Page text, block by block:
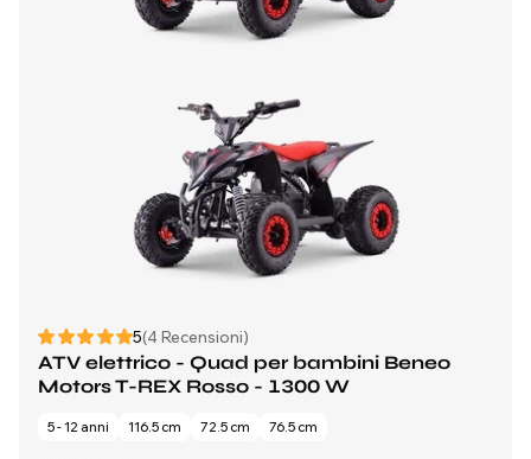
5(4 Recensioni)
ATV elettrico - Quad per bambini Beneo
Motors T-REX Rosso - 1300 W
5 - 12 anni 116.5 cm 72.5 cm 76.5 cm